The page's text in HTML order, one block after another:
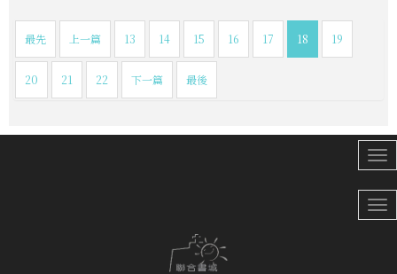
最先 上一篇 13 14 15 16 17 18 19
20 21 22 下一篇 最後